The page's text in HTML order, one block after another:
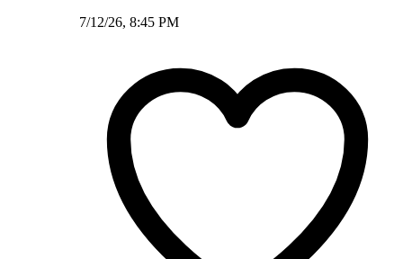
7/12/26, 8:45 PM